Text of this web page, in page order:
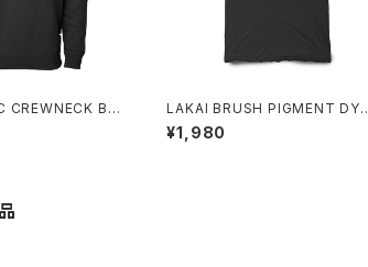
CREWNECK BLA
LAKAI BRUSH PIGMENT DYE
D SS TEE BLACK
¥1,980